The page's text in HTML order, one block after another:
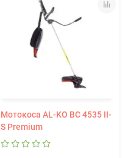
Мотокоса AL-KO BC 4535 II-
S Premium